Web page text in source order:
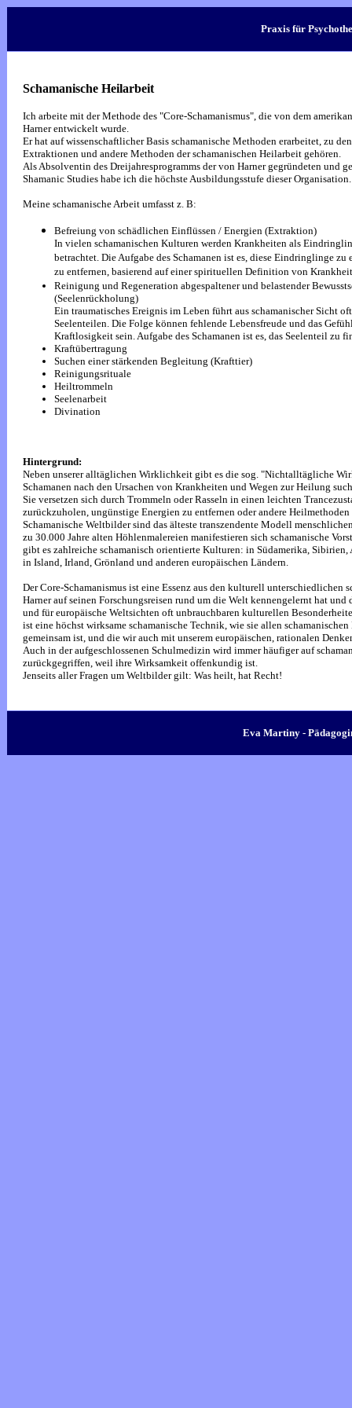
Praxis für
Schamanische Heilarbeit
Ich arbeite mit der Methode des "Core-Schamanismus", die von dem
Harner entwickelt wurde.
Er hat auf wissenschaftlicher Basis schamanische Methoden erarbeitet, zu
Extraktionen und andere Methoden der schamanischen Heilarbeit gehören.
Als Absolventin des Dreijahresprogramms der von Harner gegründeten und
Shamanic Studies habe ich die höchste Ausbildungsstufe dieser Organisation.
Meine schamanische Arbeit umfasst z. B:
Befreiung von schädlichen Einflüssen / Energien (Extraktion)
In vielen schamanischen Kulturen werden Krankheiten als
betrachtet. Die Aufgabe des Schamanen ist es, diese Eindringlinge
zu entfernen, basierend auf einer spirituellen Definition von
Reinigung und Regeneration abgespaltener und belastender
(Seelenrückholung)
Ein traumatisches Ereignis im Leben führt aus schamanischer Sicht
Seelenteilen. Die Folge können fehlende Lebensfreude und das
Kraftlosigkeit sein. Aufgabe des Schamanen ist es, das Seelenteil zu
Kraftübertragung
Suchen einer stärkenden Begleitung (Krafttier)
Reinigungsrituale
Heiltrommeln
Seelenarbeit
Divination
Hintergrund:
Neben unserer alltäglichen Wirklichkeit gibt es die sog. "Nichtalltägliche
Schamanen nach den Ursachen von Krankheiten und Wegen zur Heilung
Sie versetzen sich durch Trommeln oder Rasseln in einen leichten
zurückzuholen, ungünstige Energien zu entfernen oder andere Heilmethoden
Schamanische Weltbilder sind das älteste transzendente Modell
zu 30.000 Jahre alten Höhlenmalereien manifestieren sich schamanische
gibt es zahlreiche schamanisch orientierte Kulturen: in Südamerika, Sibirien,
in Island, Irland, Grönland und anderen europäischen Ländern.
Der Core-Schamanismus ist eine Essenz aus den kulturell unterschiedlichen
Harner auf seinen Forschungsreisen rund um die Welt kennengelernt hat
und für europäische Weltsichten oft unbrauchbaren kulturellen
ist eine höchst wirksame schamanische Technik, wie sie allen
gemeinsam ist, und die wir auch mit unserem europäischen, rationalen
Auch in der aufgeschlossenen Schulmedizin wird immer häufiger auf
zurückgegriffen, weil ihre Wirksamkeit offenkundig ist.
Jenseits aller Fragen um Weltbilder gilt: Was heilt, hat Recht!
Eva Martiny -